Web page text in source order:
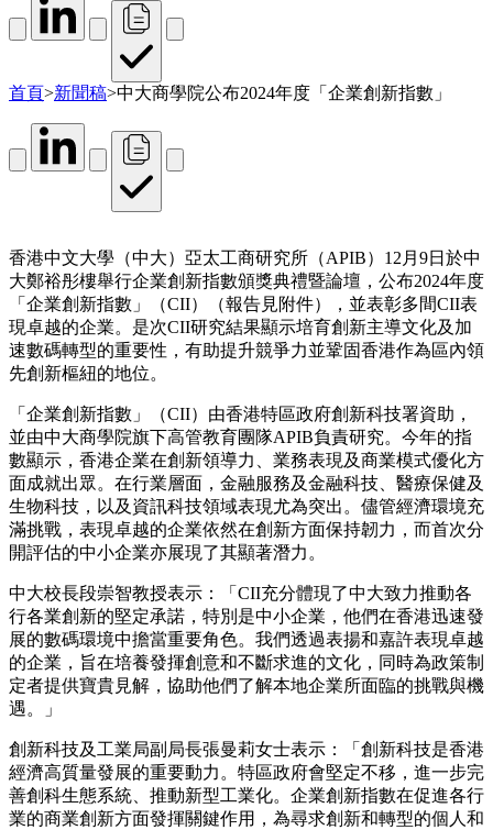
首頁>新聞稿>中大商學院公布2024年度「企業創新指數」
香港中文大學（中大）亞太工商研究所（APIB）12月9日於中
大鄭裕彤樓舉行企業創新指數頒獎典禮暨論壇，公布2024年度
「企業創新指數」（CII）（報告見附件），並表彰多間CII表
現卓越的企業。是次CII研究結果顯示培育創新主導文化及加
速數碼轉型的重要性，有助提升競爭力並鞏固香港作為區內領
先創新樞紐的地位。
「企業創新指數」（CII）由香港特區政府創新科技署資助，
並由中大商學院旗下高管教育團隊APIB負責研究。今年的指
數顯示，香港企業在創新領導力、業務表現及商業模式優化方
面成就出眾。在行業層面，金融服務及金融科技、醫療保健及
生物科技，以及資訊科技領域表現尤為突出。儘管經濟環境充
滿挑戰，表現卓越的企業依然在創新方面保持韌力，而首次分
開評估的中小企業亦展現了其顯著潛力。
中大校長段崇智教授表示：「CII充分體現了中大致力推動各
行各業創新的堅定承諾，特別是中小企業，他們在香港迅速發
展的數碼環境中擔當重要角色。我們透過表揚和嘉許表現卓越
的企業，旨在培養發揮創意和不斷求進的文化，同時為政策制
定者提供寶貴見解，協助他們了解本地企業所面臨的挑戰與機
遇。」
創新科技及工業局副局長張曼莉女士表示：「創新科技是香港
經濟高質量發展的重要動力。特區政府會堅定不移，進一步完
善創科生態系統、推動新型工業化。企業創新指數在促進各行
業的商業創新方面發揮關鍵作用，為尋求創新和轉型的個人和